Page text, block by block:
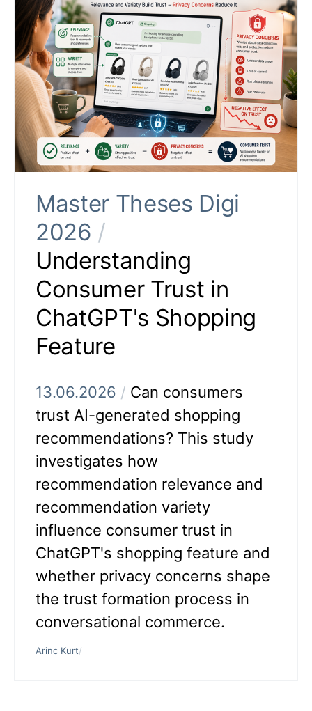
Master Theses Digi
2026 /
Understanding
Consumer Trust in
ChatGPT's Shopping
Feature
13.06.2026 / Can consumers
trust AI-generated shopping
recommendations? This study
investigates how
recommendation relevance and
recommendation variety
influence consumer trust in
ChatGPT's shopping feature and
whether privacy concerns shape
the trust formation process in
conversational commerce.
Arinc Kurt/